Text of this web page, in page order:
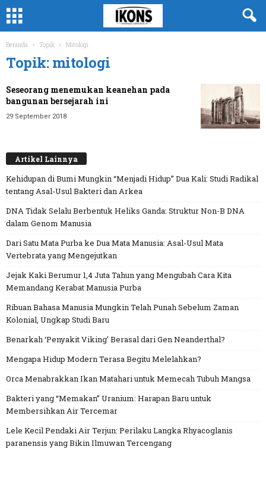
Beranda Topik Mitologi
Topik: mitologi
Seseorang menemukan keanehan pada
bangunan bersejarah ini
29 September 2018
Artikel Lainnya
Kehidupan di Bumi Mungkin “Menjadi Hidup” Dua Kali: Studi Radikal
tentang Asal-Usul Bakteri dan Arkea
DNA Tidak Selalu Berbentuk Heliks Ganda: Struktur Non-B DNA
dalam Genom Manusia
Dari Satu Mata Purba ke Dua Mata Manusia: Asal-Usul Mata
Vertebrata yang Mengejutkan
Jejak Kaki Berumur 1,4 Juta Tahun yang Mengubah Cara Kita
Memandang Kerabat Manusia Purba
Ribuan Bahasa Manusia Mungkin Telah Punah Sebelum Zaman
Kolonial, Ungkap Studi Baru
Benarkah ‘Penyakit Viking’ Berasal dari Gen Neanderthal?
Mengapa Hidup Modern Terasa Begitu Melelahkan?
Orca Menabrakkan Ikan Matahari untuk Memecah Tubuh Mangsa
Bakteri yang “Memakan” Uranium: Harapan Baru untuk
Membersihkan Air Tercemar
Lele Kecil Pendaki Air Terjun: Perilaku Langka Rhyacoglanis
paranensis yang Bikin Ilmuwan Tercengang